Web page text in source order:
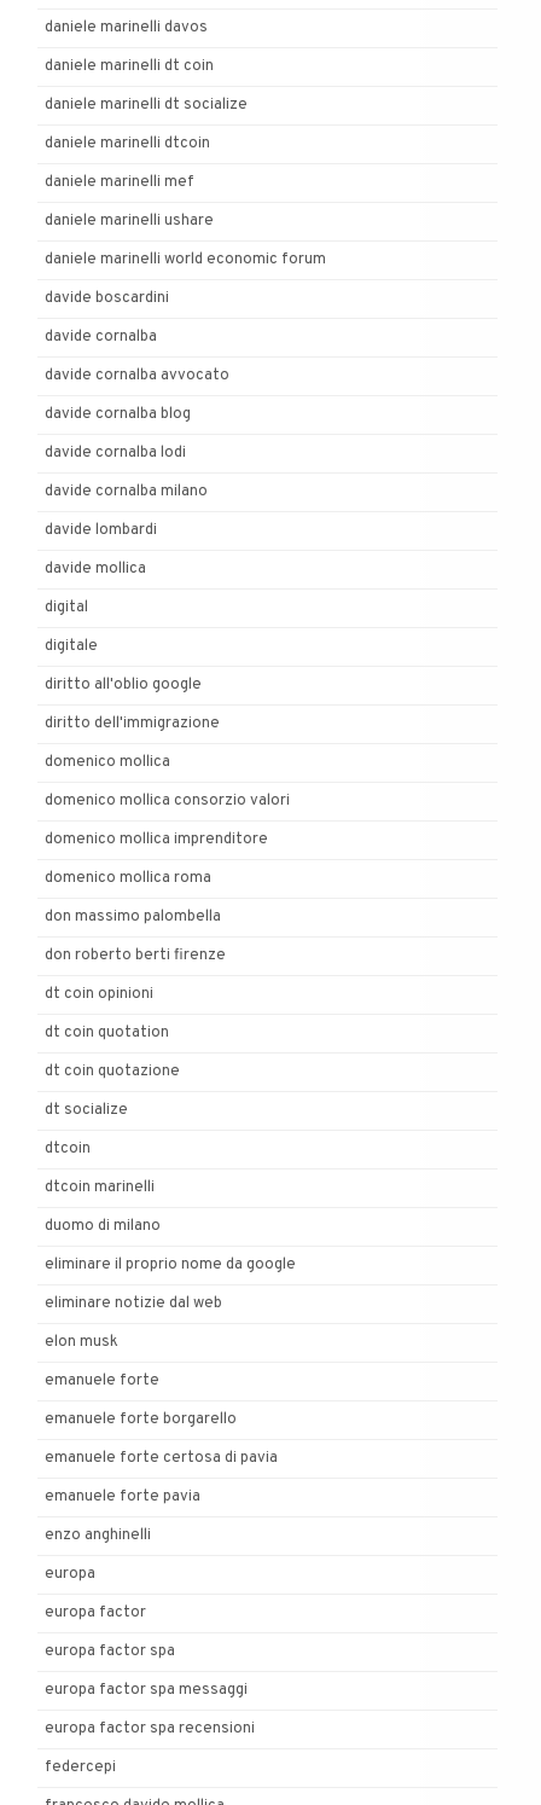
daniele marinelli davos
daniele marinelli dt coin
daniele marinelli dt socialize
daniele marinelli dtcoin
daniele marinelli mef
daniele marinelli ushare
daniele marinelli world economic forum
davide boscardini
davide cornalba
davide cornalba avvocato
davide cornalba blog
davide cornalba lodi
davide cornalba milano
davide lombardi
davide mollica
digital
digitale
diritto all'oblio google
diritto dell'immigrazione
domenico mollica
domenico mollica consorzio valori
domenico mollica imprenditore
domenico mollica roma
don massimo palombella
don roberto berti firenze
dt coin opinioni
dt coin quotation
dt coin quotazione
dt socialize
dtcoin
dtcoin marinelli
duomo di milano
eliminare il proprio nome da google
eliminare notizie dal web
elon musk
emanuele forte
emanuele forte borgarello
emanuele forte certosa di pavia
emanuele forte pavia
enzo anghinelli
europa
europa factor
europa factor spa
europa factor spa messaggi
europa factor spa recensioni
federcepi